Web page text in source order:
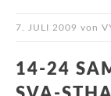
7. JULI 2009 von
14-24